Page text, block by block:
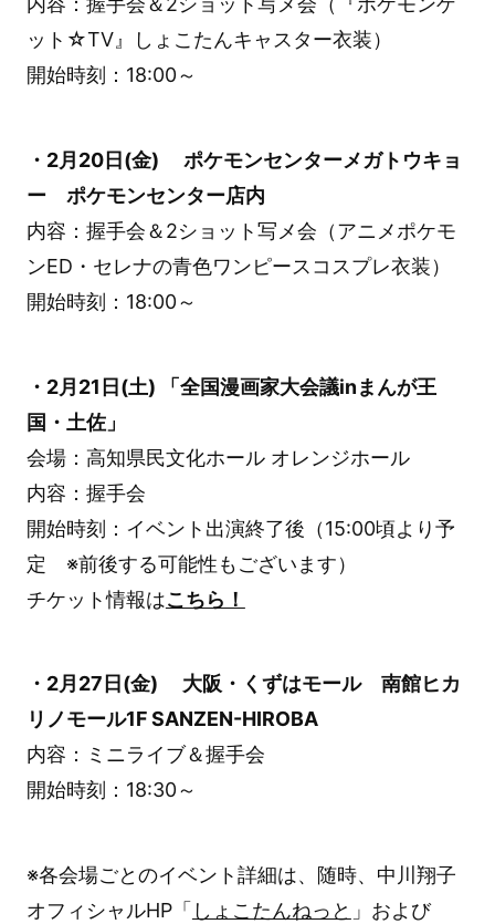
ット☆TV』しょこたんキャスター衣装）
開始時刻：18:00～
・2月20日(金) ポケモンセンターメガトウキョ
ー ポケモンセンター店内
内容：握手会＆2ショット写メ会（アニメポケモ
ンED・セレナの青色ワンピースコスプレ衣装）
開始時刻：18:00～
・2月21日(土) 「全国漫画家大会議inまんが王
国・土佐」
会場：高知県民文化ホール オレンジホール
内容：握手会
開始時刻：イベント出演終了後（15:00頃より予
定 ※前後する可能性もございます）
チケット情報はこちら！
・2月27日(金) 大阪・くずはモール 南館ヒカ
リノモール1F SANZEN-HIROBA
内容：ミニライブ＆握手会
開始時刻：18:30～
※各会場ごとのイベント詳細は、随時、中川翔子
オフィシャルHP「 しょこたんねっと 」および